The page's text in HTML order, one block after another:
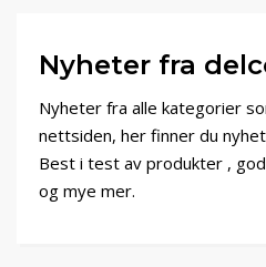
Nyheter fra
Nyheter fra alle kategorier
nettsiden, her finner du
Best i test av produkter ,
og mye mer.